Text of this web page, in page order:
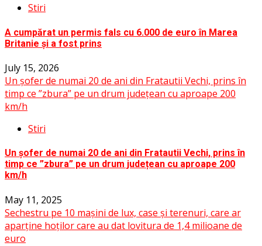
Stiri
A cumpărat un permis fals cu 6.000 de euro în Marea
Britanie și a fost prins
July 15, 2026
Un șofer de numai 20 de ani din Fratautii Vechi, prins în
timp ce ”zbura” pe un drum județean cu aproape 200
km/h
Stiri
Un șofer de numai 20 de ani din Fratautii Vechi, prins în
timp ce ”zbura” pe un drum județean cu aproape 200
km/h
May 11, 2025
Sechestru pe 10 mașini de lux, case și terenuri, care ar
aparține hoților care au dat lovitura de 1,4 milioane de
euro